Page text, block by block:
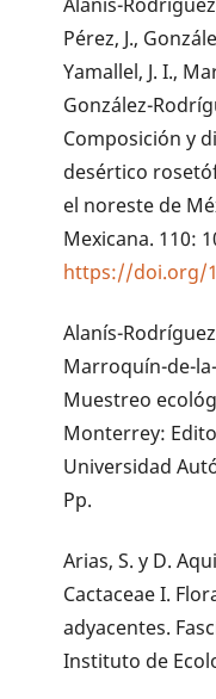
Pérez, J.,
Yamallel, J. I.,
González-
Composición y
desértico
el noreste de
Mexicana. 110:
https://doi.org/
Alanís-
Marroquín-de-la-
Muestreo
Monterrey:
Universidad
Pp.
Arias, S. y D.
Cactaceae I.
adyacentes.
Instituto de